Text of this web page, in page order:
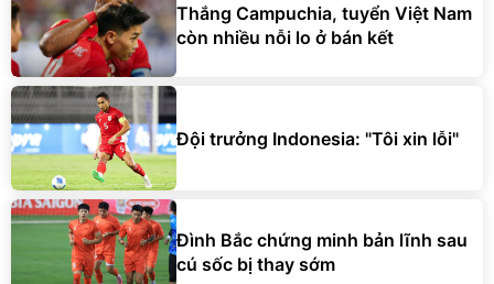
Thắng Campuchia, tuyển Việt Nam
còn nhiều nỗi lo ở bán kết
Đội trưởng Indonesia: "Tôi xin lỗi"
Đình Bắc chứng minh bản lĩnh sau
cú sốc bị thay sớm